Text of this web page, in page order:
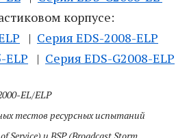
корпусе:
| Серия EDS-2008-ELP
ELP | Серия EDS-G2008-ELP
EL/ELP
тестов ресурсных испытаний